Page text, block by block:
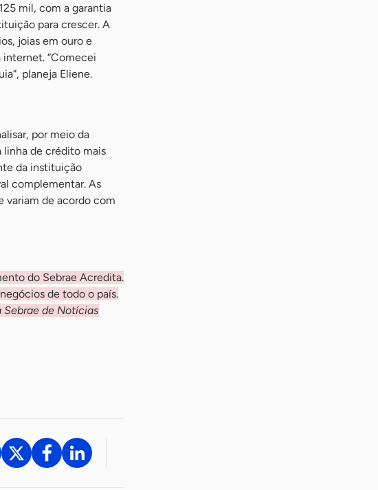
mil, com a garantia
para crescer. A
joias em ouro e
“Comecei
planeja Eliene.
por meio da
linha de crédito mais
da instituição
complementar. As
variam de acordo com
do Sebrae Acredita.
de todo o país.
Sebrae de Notícias